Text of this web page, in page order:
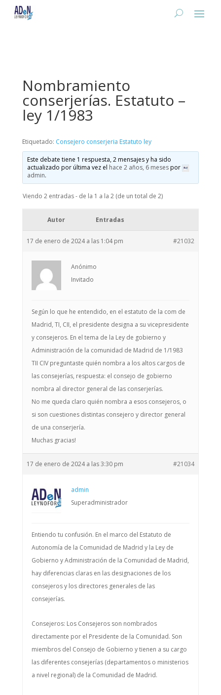
Nombramiento
conserjerías. Estatuto –
ley 1/1983
Etiquetado: Consejero conserjeria Estatuto ley
Este debate tiene 1 respuesta, 2 mensajes y ha sido
actualizado por última vez el hace 2 años, 6 mesespor
admin.
Viendo 2 entradas - de la 1 a la 2 (de un total de 2)
Autor Entradas
17 de enero de 2024 a las 1:04 pm #21032
Anónimo
Invitado
Según lo que he entendido, en el estatuto de la com de
Madrid, TI, CII, el presidente designa a su vicepresidente
y consejeros. En el tema de la Ley de gobierno y
Administración de la comunidad de Madrid de 1/1983
TII CIV preguntaste quién nombra a los altos cargos de
las consejerías, respuesta: el consejo de gobierno
nombra al director general de las conserjerías.
No me queda claro quién nombra a esos consejeros, o
si son cuestiones distintas consejero y director general
de una conserjería.
Muchas gracias!
17 de enero de 2024 a las 3:30 pm #21034
admin
Superadministrador
Entiendo tu confusión. En el marco del Estatuto de
Autonomía de la Comunidad de Madrid y la Ley de
Gobierno y Administración de la Comunidad de Madrid,
hay diferencias claras en las designaciones de los
consejeros y los directores generales de las
consejerías.
Consejeros: Los Consejeros son nombrados
directamente por el Presidente de la Comunidad. Son
miembros del Consejo de Gobierno y tienen a su cargo
las diferentes consejerías (departamentos o ministerios
a nivel regional) de la Comunidad de Madrid.